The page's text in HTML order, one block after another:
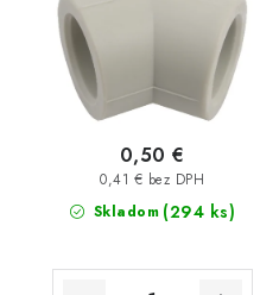
Skladom (294 ks)
0,41 € bez DPH
0,50 €